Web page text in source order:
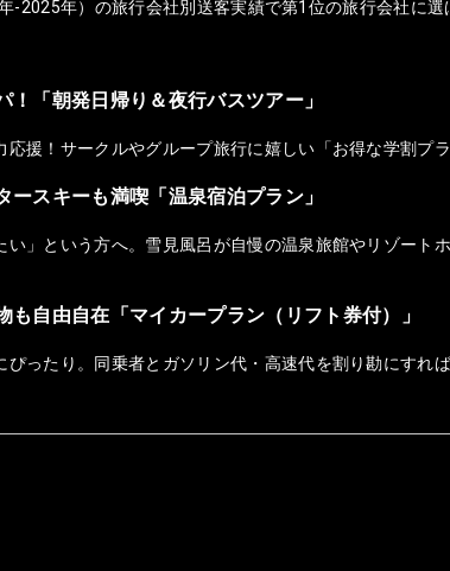
-2025年）の旅行会社別送客実績で第1位の旅行会社に
「朝発日帰り＆夜行バスツアー」
援！サークルやグループ旅行に嬉しい「お得な学割プ
スキーも満喫「温泉宿泊プラン」
い」という方へ。雪見風呂が自慢の温泉旅館やリゾー
自由自在「マイカープラン（リフト券付）」
ったり。同乗者とガソリン代・高速代を割り勘にすれ